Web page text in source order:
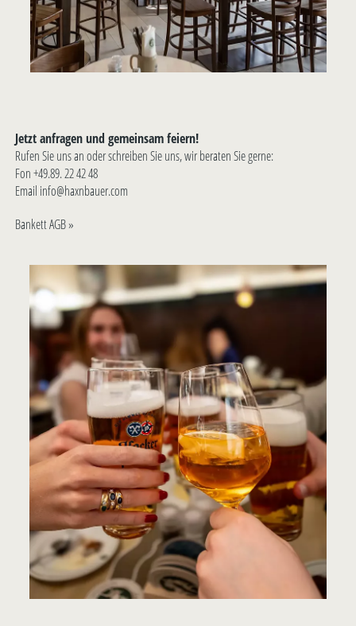
Jetzt anfragen und gemeinsam feiern!
Rufen Sie uns an oder schreiben Sie uns, wir beraten Sie gerne:
Fon +49.89. 22 42 48
Email info@haxnbauer.com
Bankett AGB »